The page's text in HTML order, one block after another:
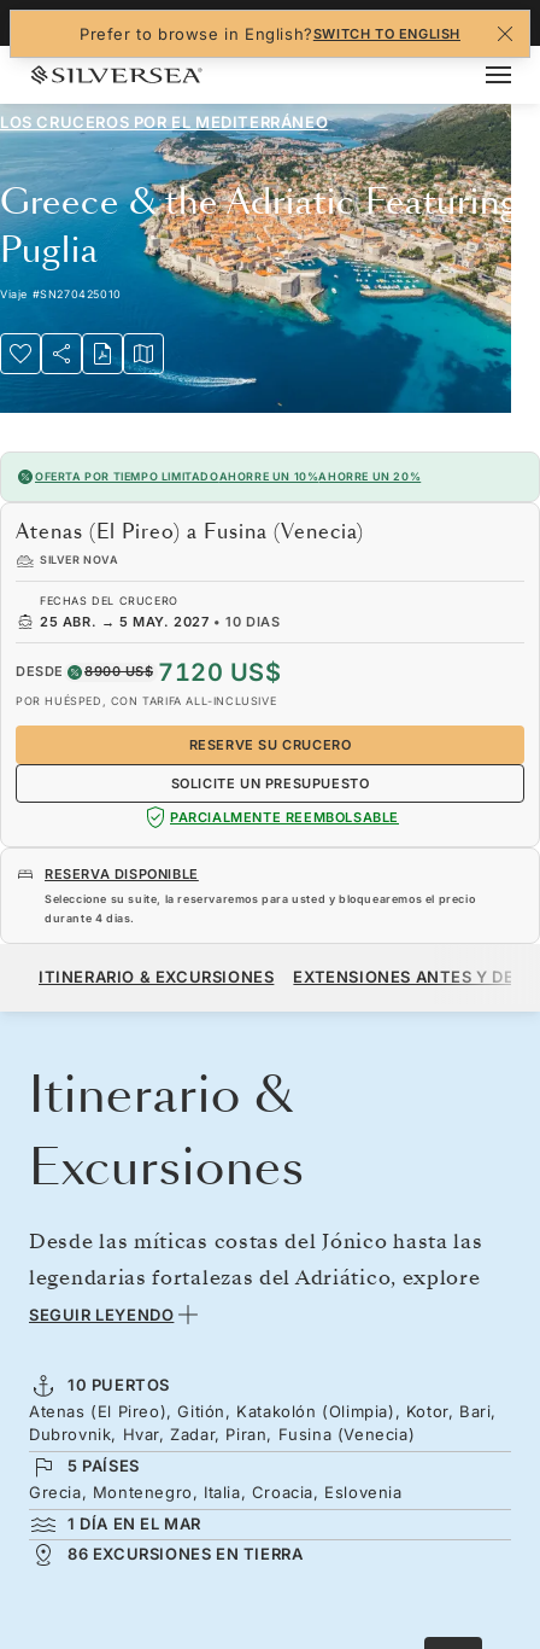
Prefer to browse in English?SWITCH TO ENGLISH
LOS CRUCEROS POR EL MEDITERRÁNEO
Greece & the Adriatic Featuring
Puglia
Viaje #SN270425010
OFERTA POR TIEMPO LIMITADOAHORRE UN 10%AHORRE UN 20%
Atenas (El Pireo) a Fusina (Venecia)
SILVER NOVA
FECHAS DEL CRUCERO
25 ABR. → 5 MAY. 2027 •10 DIAS
DESDE 8900 US$ 7120 US$
POR HUÉSPED, CON TARIFA ALL-INCLUSIVE
RESERVE SU CRUCERO
SOLICITE UN PRESUPUESTO
PARCIALMENTE REEMBOLSABLE
RESERVA DISPONIBLE
Seleccione su suite, la reservaremos para usted y bloquearemos el precio
durante 4 dias.
7120 US$
ITINERARIO & EXCURSIONES EXTENSIONES ANTES Y
Itinerario &
Excursiones
Desde las míticas costas del Jónico hasta las
legendarias fortalezas del Adriático, explore
algunas de las costas más llenas de cultura de
democracia a los pies del Partenón y
navegando hacia los líricos canales de Venecia,
adéntrese en la historia olímpica de la
península del Peloponeso, pasee por las
impresionantes murallas de Dubrovnik y
recorra los pasillos del antiguo palacio romano
Grecia, Montenegro, Croacia, Eslovenia e
SEGUIR LEYENDO
10 PUERTOS
Atenas (El Pireo), Gitión, Katakolón (Olimpia), Kotor, Bari,
Dubrovnik, Hvar, Zadar, Piran, Fusina (Venecia)
5 PAÍSES
Grecia, Montenegro, Italia, Croacia, Eslovenia
1 DÍA EN EL MAR
86 EXCURSIONES EN TIERRA